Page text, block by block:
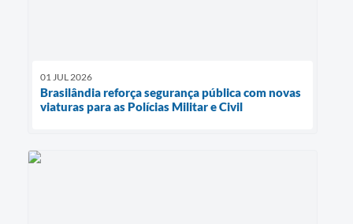
01 JUL 2026
Brasilândia reforça segurança pública com novas
viaturas para as Polícias Militar e Civil